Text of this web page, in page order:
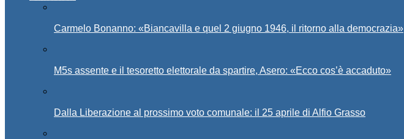
Carmelo Bonanno: «Biancavilla e quel 2 giugno 1946, il ritorno alla democrazia»
M5s assente e il tesoretto elettorale da spartire, Asero: «Ecco cos’è accaduto»
Dalla Liberazione al prossimo voto comunale: il 25 aprile di Alfio Grasso